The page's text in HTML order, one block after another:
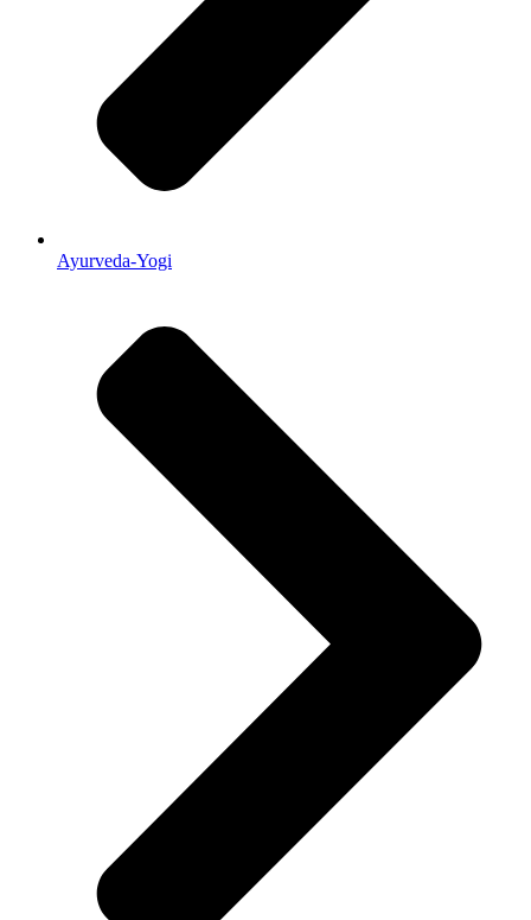
Ayurveda-Yogi